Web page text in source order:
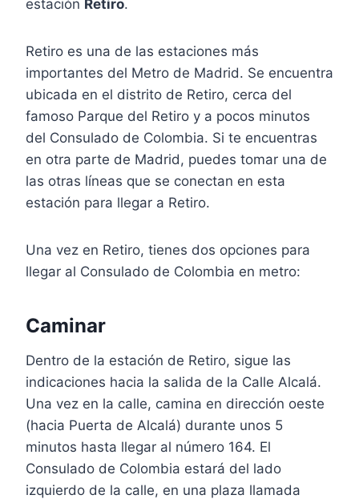
estación Retiro.
Retiro es una de las estaciones más
importantes del Metro de Madrid. Se encuentra
ubicada en el distrito de Retiro, cerca del
famoso Parque del Retiro y a pocos minutos
del Consulado de Colombia. Si te encuentras
en otra parte de Madrid, puedes tomar una de
las otras líneas que se conectan en esta
estación para llegar a Retiro.
Una vez en Retiro, tienes dos opciones para
llegar al Consulado de Colombia en metro:
Caminar
Dentro de la estación de Retiro, sigue las
indicaciones hacia la salida de la Calle Alcalá.
Una vez en la calle, camina en dirección oeste
(hacia Puerta de Alcalá) durante unos 5
minutos hasta llegar al número 164. El
Consulado de Colombia estará del lado
izquierdo de la calle, en una plaza llamada